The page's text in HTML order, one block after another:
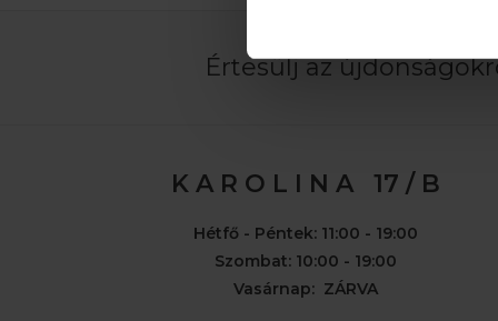
Értesülj az
K A R O L I N A 17 / B
Hétfő - Péntek: 11:00 - 19:00
Szombat: 10:00 - 19:00
Vasárnap: ZÁRVA